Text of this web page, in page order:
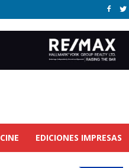
CINE EDICIONES IMPRESAS